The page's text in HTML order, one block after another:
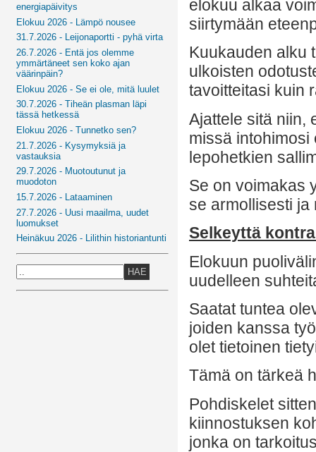
energiapäivitys
Elokuu 2026 - Lämpö nousee
31.7.2026 - Leijonaportti - pyhä virta
26.7.2026 - Entä jos olemme
ymmärtäneet sen koko ajan
väärinpäin?
Elokuu 2026 - Se ei ole, mitä luulet
30.7.2026 - Tiheän plasman läpi
tässä hetkessä
Elokuu 2026 - Tunnetko sen?
21.7.2026 - Kysymyksiä ja
vastauksia
29.7.2026 - Muotoutunut ja
muodoton
15.7.2026 - Lataaminen
27.7.2026 - Uusi maailma, uudet
luomukset
Heinäkuu 2026 - Lilithin historiantunti
HAE
elokuu alkaa
siirtymään
Kuukauden alku
ulkoisten
tavoitteitasi kuin
Ajattele sitä niin,
missä
lepohetkien
Se on voimakas
se armollisesti ja
Selkeyttä
Elokuun
uudelleen
Saatat tuntea
joiden kanssa
olet tietoinen
Tämä on tärkeä
Pohdiskelet
kiinnostuksen
jonka on